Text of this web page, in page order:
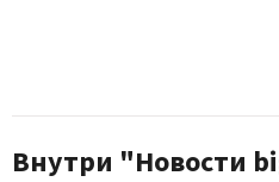
Внутри "Новости